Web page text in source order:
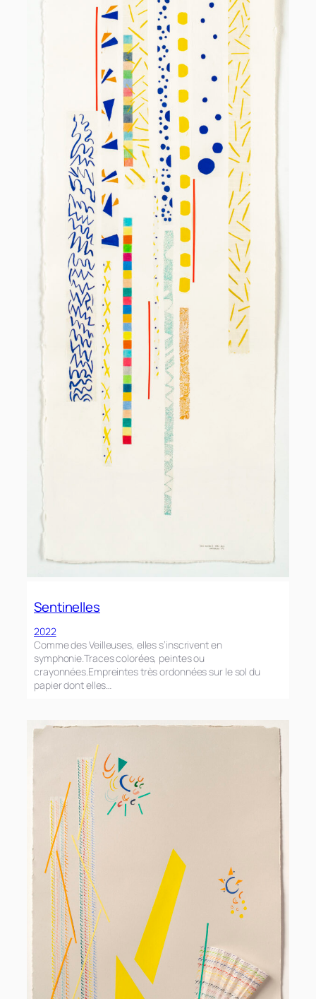
Sentinelles
2022
Comme des Veilleuses, elles s’inscrivent en
symphonie.Traces colorées, peintes ou
crayonnées.Empreintes très ordonnées sur le sol du
papier dont elles…